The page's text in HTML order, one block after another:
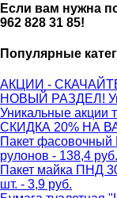
Если вам нужна
962 828 31 85!
Популярные
АКЦИИ -
НОВЫЙ РАЗДЕЛ!
Уникальные акции
СКИДКА 20% НА
Пакет фасовочный
рулонов - 138,4 руб.
Пакет майка ПНД
шт. - 3,9 руб.